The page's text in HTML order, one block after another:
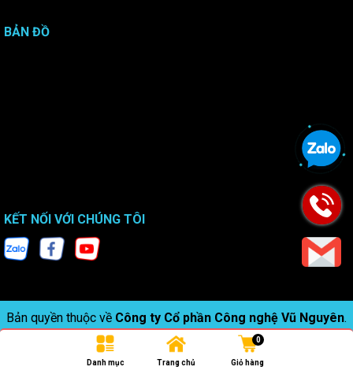
BẢN ĐỒ
KẾT NỐI VỚI CHÚNG TÔI
Bản quyền thuộc về Công ty Cổ phần Công nghệ Vũ Nguyên.
Danh mục Trang chủ Giỏ hàng
0